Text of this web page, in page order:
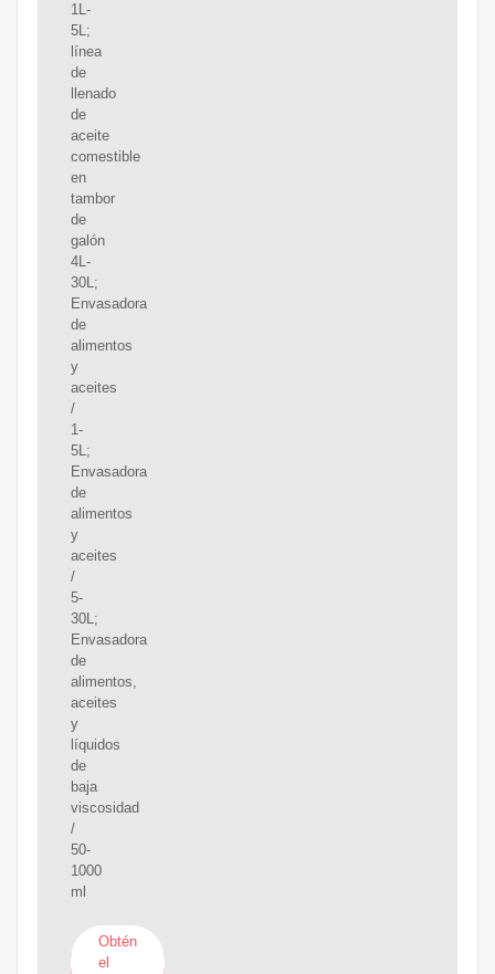
1L-
5L;
línea
de
llenado
de
aceite
comestible
en
tambor
de
galón
4L-
30L;
Envasadora
de
alimentos
y
aceites
/
1-
5L;
Envasadora
de
alimentos
y
aceites
/
5-
30L;
Envasadora
de
alimentos,
aceites
y
líquidos
de
baja
viscosidad
/
50-
1000
ml
Obtén
el